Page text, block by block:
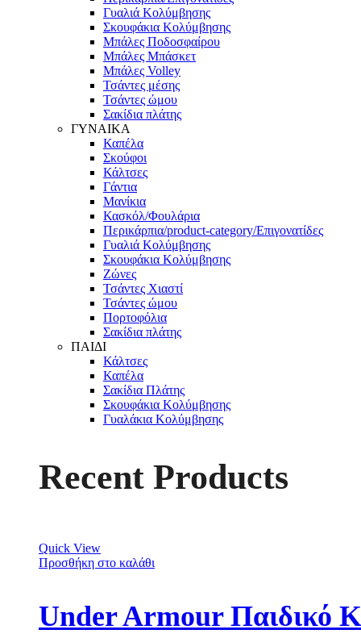
Γυαλιά Κολύμβησης
Σκουφάκια Κολύμβησης
Μπάλες Ποδοσφαίρου
Μπάλες Μπάσκετ
Μπάλες Volley
Τσάντες μέσης
Τσάντες ώμου
Σακίδια πλάτης
ΓΥΝΑΙΚΑ
Καπέλα
Σκούφοι
Κάλτσες
Γάντια
Μανίκια
Κασκόλ/Φουλάρια
Περικάρπια/product-category/Επιγονατίδες
Γυαλιά Κολύμβησης
Σκουφάκια Κολύμβησης
Ζώνες
Τσάντες Χιαστί
Τσάντες ώμου
Πορτοφόλια
Σακίδια πλάτης
ΠΑΙΔΙ
Κάλτσες
Καπέλα
Σακίδια Πλάτης
Σκουφάκια Κολύμβησης
Γυαλάκια Κολύμβησης
Recent Products
Quick View
Προσθήκη στο καλάθι
Under Armour Παιδικό